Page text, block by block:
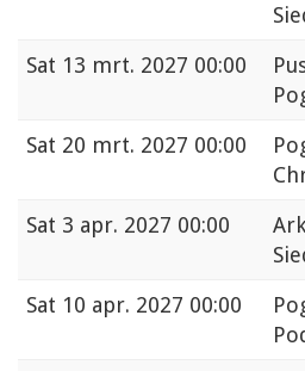
Sat 13 mrt. 2027 00:00
Sat 20 mrt. 2027 00:00
Sat 3 apr. 2027 00:00
Sat 10 apr. 2027 00:00